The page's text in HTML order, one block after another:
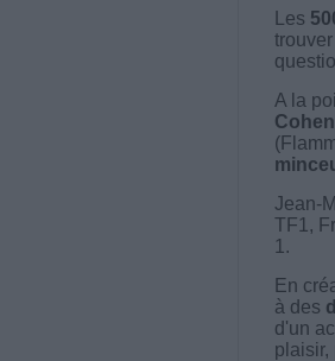
Les
A la
Cohen
Jean-
TF1,
1.
En
à des
d'un
plaisir,